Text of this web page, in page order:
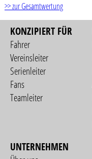
>> zur Gesamtwertung
KONZIPIERT FÜR
Fahrer
Vereinsleiter
Serienleiter
Fans
Teamleiter
UNTERNEHMEN